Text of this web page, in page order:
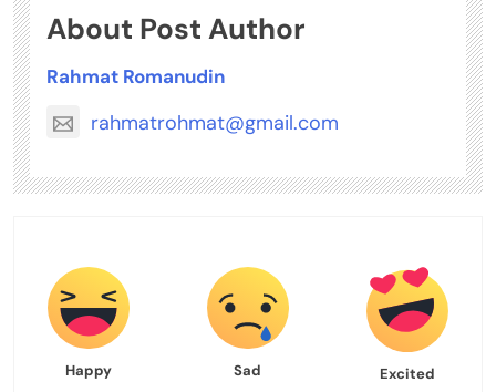
About Post Author
Rahmat Romanudin
rahmatrohmat@gmail.com
Happy Sad Excited